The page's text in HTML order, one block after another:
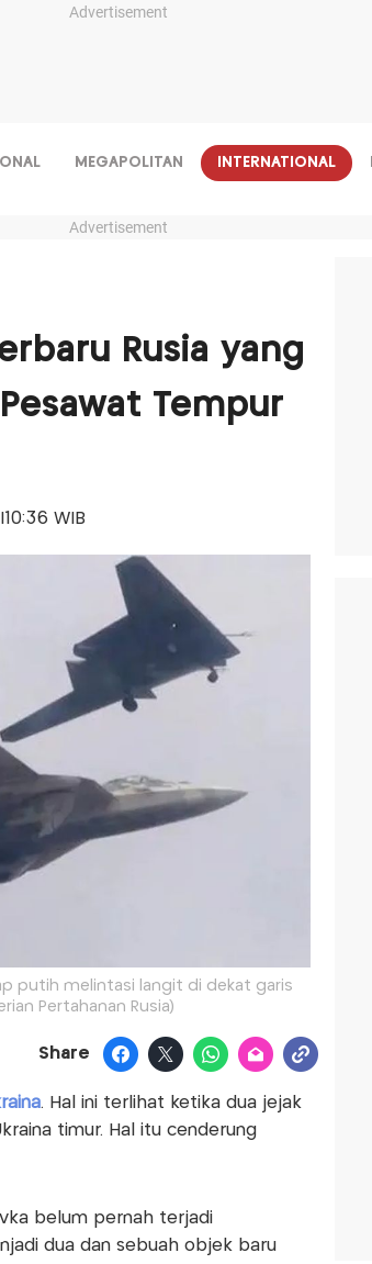
Advertisement
MEGAPOLITAN INTERNATIONAL
Advertisement
Rusia yang
Tempur
WIB
putih melintasi langit di dekat garis
Pertahanan Rusia)
Share
. Hal ini terlihat ketika dua jejak
timur. Hal itu cenderung
belum pernah terjadi
dua dan sebuah objek baru